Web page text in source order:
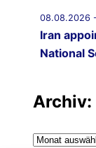
08.08.2026
Iran
National
Vessel
Saudi
Archiv:
Archiv: